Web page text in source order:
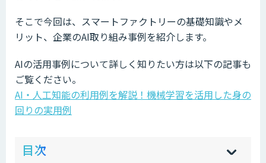
そこで今回は、スマートファクトリーの基礎知識やメ
リット、企業のAI取り組み事例を紹介します。
AIの活用事例について詳しく知りたい方は以下の記事も
ご覧ください。
AI・人工知能の利用例を解説！機械学習を活用した身の
回りの実用例
目次 hi
]
sh
]